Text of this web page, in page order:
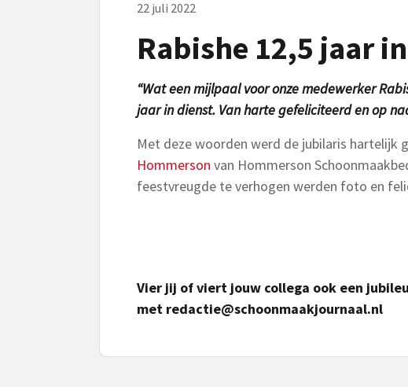
22 juli 2022
Rabishe 12,5 jaar
“Wat een mijlpaal voor onze medewerker
jaar in dienst. Van harte gefeliciteerd en op
Met deze woorden werd de jubilaris hartelijk
Hommerson van Hommerson
feestvreugde te verhogen werden foto en
Vier jij of viert jouw collega ook een
met redactie@schoonmaakjournaal.nl